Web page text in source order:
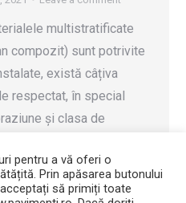
multistratificate
compozit) sunt potrivite
există câțiva
respectat, în special
și clasa de
internaționale care
ce face posibilă
pentru a vă oferi o
Prin apăsarea butonului
să primiți toate